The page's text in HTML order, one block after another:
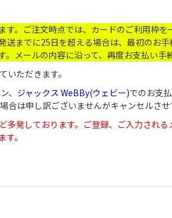
。ご注文時点では、カードのご利用枠を
までに25日を超える場合は、最初のお
メールの内容に沿って、再度お支払い手
ただきます。
、 ジャックス WeBBy(ウェビー)でのお支
は申し訳ございませんがキャンセルさせ
発しております。ご登録、ご入力される
。